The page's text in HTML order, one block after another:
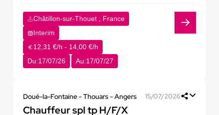
Châtillon-sur-Thouet , France
Interim
12,31 €/h - 14,00 €/h
Du:17/07/26 Au:17/07/27
Doué-la-Fontaine - Thouars - Angers 15/07/2026
Chauffeur spl tp H/F/X